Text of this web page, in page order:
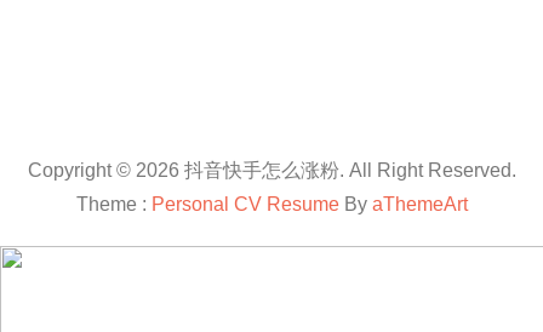
Copyright © 2026 抖音快手怎么涨粉. All Right Reserved.
Theme : Personal CV ResumeBy aThemeArt